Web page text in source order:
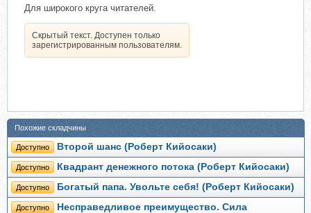
Для широкого круга читателей.
Скрытый текст. Доступен только
зарегистрированным пользователям.
Похожие складчины
Доступно Второй шанс (Роберт Кийосаки)
Доступно Квадрант денежного потока (Роберт Кийосаки)
Доступно Богатый папа. Увoльтe ceбя! (Роберт Кийосаки)
Доступно
Несправедливое преимущество. Сила